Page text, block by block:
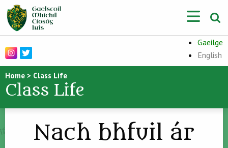
Gaeilge
English
Home > Class Life
Class Life
Nach bhfuil ár